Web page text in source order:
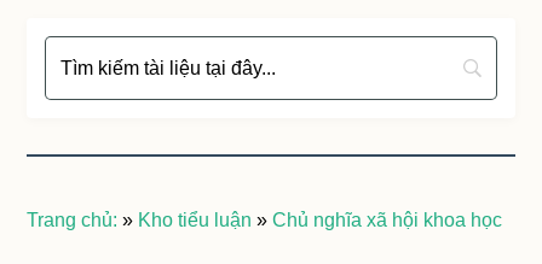
Trang chủ: » Kho tiểu luận »Chủ nghĩa xã hội khoa học